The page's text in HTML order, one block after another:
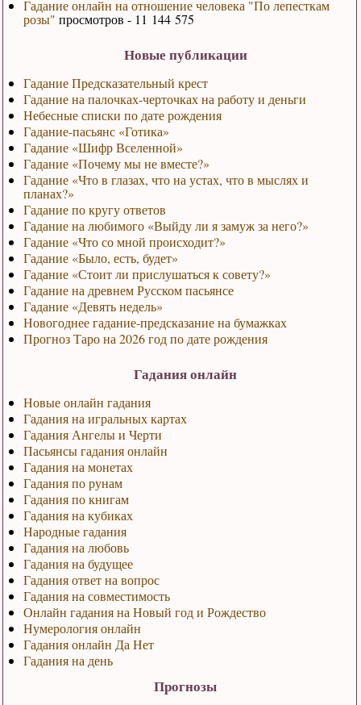
Гадание онлайн на отношение человека "По лепесткам
розы" просмотров - 11 144 575
Новые публикации
Гадание Предсказательный крест
Гадание на палочках-черточках на работу и деньги
Небесные списки по дате рождения
Гадание-пасьянс «Готика»
Гадание «Шифр Вселенной»
Гадание «Почему мы не вместе?»
Гадание «Что в глазах, что на устах, что в мыслях и
планах?»
Гадание по кругу ответов
Гадание на любимого «Выйду ли я замуж за него?»
Гадание «Что со мной происходит?»
Гадание «Было, есть, будет»
Гадание «Стоит ли прислушаться к совету?»
Гадание на древнем Русском пасьянсе
Гадание «Девять недель»
Новогоднее гадание-предсказание на бумажках
Прогноз Таро на 2026 год по дате рождения
Гадания онлайн
Новые онлайн гадания
Гадания на игральных картах
Гадания Ангелы и Черти
Пасьянсы гадания онлайн
Гадания на монетах
Гадания по рунам
Гадания по книгам
Гадания на кубиках
Народные гадания
Гадания на любовь
Гадания на будущее
Гадания ответ на вопрос
Гадания на совместимость
Онлайн гадания на Новый год и Рождество
Нумерология онлайн
Гадания онлайн Да Нет
Гадания на день
Прогнозы